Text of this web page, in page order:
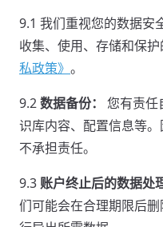
9.1 我们重视您的数据安
收集、使用、存储和保
私政策》 。
9.2数据备份：
您有责任
识库内容、配置信息等
不承担责任。
9.3 账户终止后的数据处
们可能会在合理期限后